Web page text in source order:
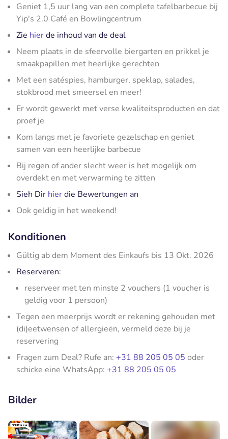
Geniet 1,5 uur lang van een complete tafelbarbecue bij
Yip's 2.0 Café en Bowlingcentrum
Zie hierde inhoud van de deal
Neem plaats in de sfeervolle biergarten en prikkel je
smaakpapillen met heerlijke gerechten
Met een satéspies, hamburger, speklap, salades,
stokbrood met smeersel en meer!
Er wordt gewerkt met verse kwaliteitsproducten en dat
proef je
Kom langs met je favoriete gezelschap en geniet
samen van een heerlijke barbecue
Bij regen of ander slecht weer is het mogelijk om
overdekt en met verwarming te zitten
Sieh Dir hierdie Bewertungen an
Ook geldig in het weekend!
Konditionen
Gültig ab dem Moment des Einkaufs bis 13 Okt. 2026
Reserveren:
reserveer met ten minste 2 vouchers (1 voucher is
geldig voor 1 persoon)
Tegen een meerprijs wordt er rekening gehouden met
(di)eetwensen of allergieën, vermeld deze bij je
reservering
Fragen zum Deal? Rufe an: +31 88 205 05 05 oder
schicke eine WhatsApp: +31 88 205 05 05
Bilder